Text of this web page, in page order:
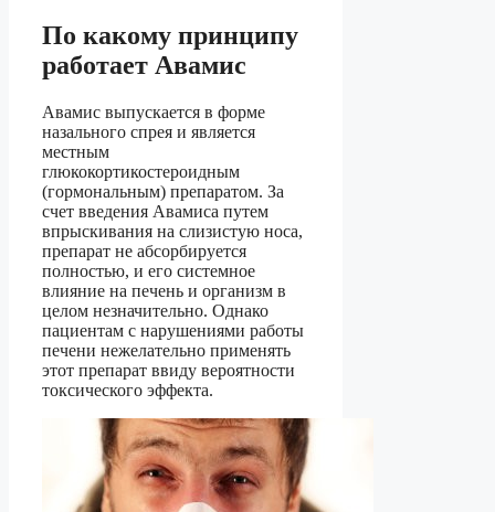
По какому принципу
работает Авамис
Авамис выпускается в форме
назального спрея и является
местным
глюкокортикостероидным
(гормональным) препаратом. За
счет введения Авамиса путем
впрыскивания на слизистую носа,
препарат не абсорбируется
полностью, и его системное
влияние на печень и организм в
целом незначительно. Однако
пациентам с нарушениями работы
печени нежелательно применять
этот препарат ввиду вероятности
токсического эффекта.